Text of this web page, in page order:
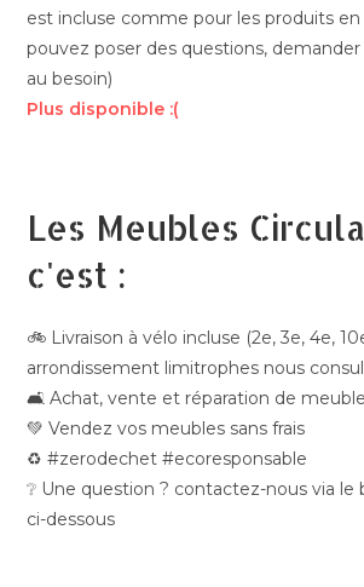
est incluse comme pour les produits
pouvez poser des questions,
au besoin)
Plus disponible :(
Les Meubles
c'est :
🚲 Livraison à vélo incluse (2e, 3e, 4e,
arrondissement limitrophes nous
🛋️ Achat, vente et réparation de
💚 Vendez vos meubles sans frais
♻️ #zerodechet #ecoresponsable
❔ Une question ? contactez-nous via
ci-dessous